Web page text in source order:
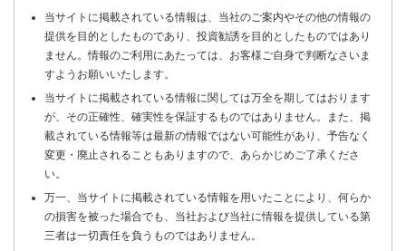
当サイトに掲載されている情報は、当社のご案内やその他の情報の
提供を目的としたものであり、投資勧誘を目的としたものではあり
ません。情報のご利用にあたっては、お客様ご自身で判断なさいま
すようお願いいたします。
当サイトに掲載されている情報に関しては万全を期してはおります
が、その正確性、確実性を保証するものではありません。また、掲
載されている情報等は最新の情報ではない可能性があり、予告なく
変更・廃止されることもありますので、あらかじめご了承くださ
い。
万一、当サイトに掲載されている情報を用いたことにより、何らか
の損害を被った場合でも、当社および当社に情報を提供している第
三者は一切責任を負うものではありません。